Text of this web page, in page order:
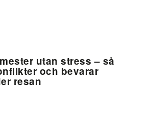
utan stress – så
och bevarar
resan